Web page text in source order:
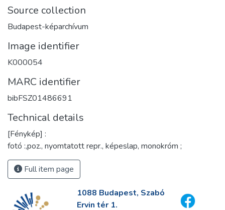
Source collection
Budapest-képarchívum
Image identifier
K000054
MARC identifier
bibFSZ01486691
Technical details
[Fénykép] :
fotó :,poz., nyomtatott repr., képeslap, monokróm ;
Full item page
1088 Budapest, Szabó
Ervin tér 1.